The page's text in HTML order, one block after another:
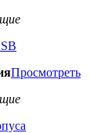
Просмотреть